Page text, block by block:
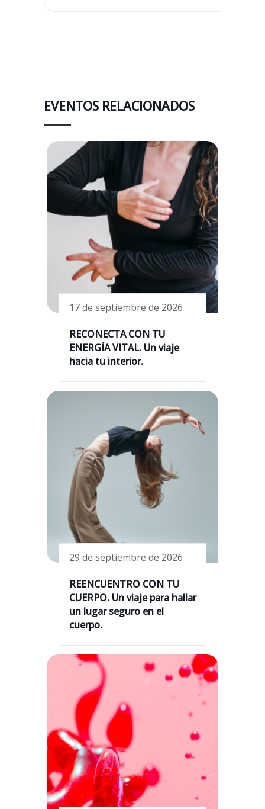
EVENTOS RELACIONADOS
17 de septiembre de 2026
RECONECTA CON TU
ENERGÍA VITAL. Un viaje
hacia tu interior.
29 de septiembre de 2026
REENCUENTRO CON TU
CUERPO. Un viaje para hallar
un lugar seguro en el
cuerpo.